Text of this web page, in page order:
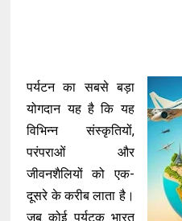
पर्यटन का सबसे बड़ा
योगदान यह है कि यह
विभिन्न संस्कृतियों,
परंपराओं और
जीवनशैलियों को एक-
दूसरे के करीब लाता है।
जब कोई पर्यटक भारत